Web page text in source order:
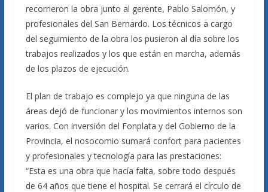
recorrieron la obra junto al gerente, Pablo Salomón, y
profesionales del San Bernardo. Los técnicos a cargo
del seguimiento de la obra los pusieron al día sobre los
trabajos realizados y los que están en marcha, además
de los plazos de ejecución.
El plan de trabajo es complejo ya que ninguna de las
áreas dejó de funcionar y los movimientos internos son
varios. Con inversión del Fonplata y del Gobierno de la
Provincia, el nosocomio sumará confort para pacientes
y profesionales y tecnología para las prestaciones:
“Esta es una obra que hacía falta, sobre todo después
de 64 años que tiene el hospital. Se cerrará el círculo de